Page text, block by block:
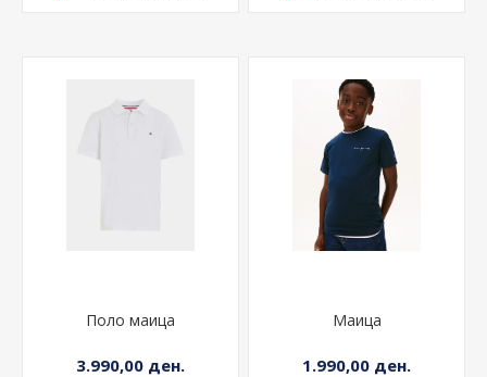
Поло маица
3.990,00 ден.
Маица
1.990,00 ден.